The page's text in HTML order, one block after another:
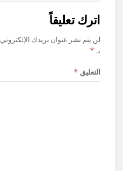
اترك تعليقاً
لن يتم نشر عنوان بريدك الإلكتروني.
بـ *
التعليق *